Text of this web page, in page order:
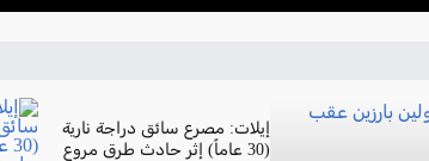
إيلات: مصرع سائق دراجة نارية
(30 عاماً) إثر حادث طرق مروع